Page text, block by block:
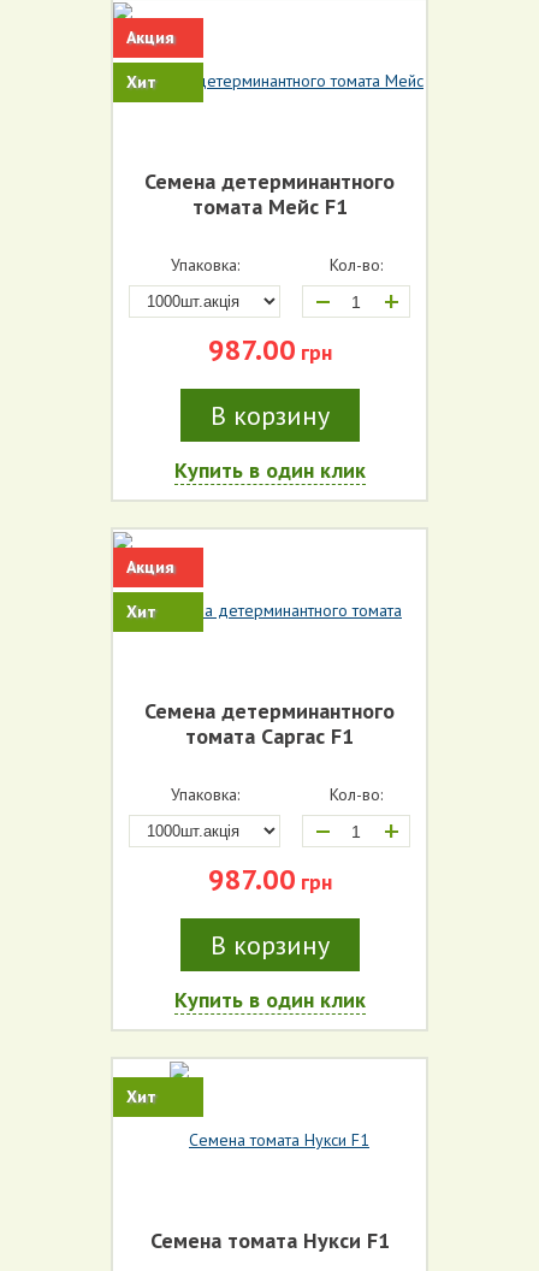
Акция
Хит
Семена детерминантного
томата Мейс F1
Упаковка: Кол-во:
+
987.00 грн
В корзину
Купить в один клик
Акция
Хит
Семена детерминантного
томата Саргас F1
Упаковка: Кол-во:
+
987.00 грн
В корзину
Купить в один клик
Хит
Семена томата Нукси F1